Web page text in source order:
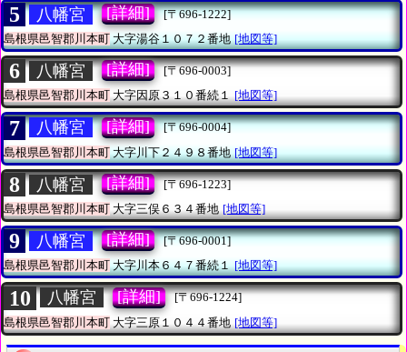
5 八幡宮 [詳細]
[〒696-1222]
島根県邑智郡川本町大字湯谷１０７２番地 [地図等]
6 八幡宮 [詳細]
[〒696-0003]
島根県邑智郡川本町大字因原３１０番続１ [地図等]
7 八幡宮 [詳細]
[〒696-0004]
島根県邑智郡川本町大字川下２４９８番地 [地図等]
8 八幡宮 [詳細]
[〒696-1223]
島根県邑智郡川本町大字三俣６３４番地 [地図等]
9 八幡宮 [詳細]
[〒696-0001]
島根県邑智郡川本町大字川本６４７番続１ [地図等]
10 八幡宮 [詳細]
[〒696-1224]
島根県邑智郡川本町 大字三原１０４４番地 [地図等]